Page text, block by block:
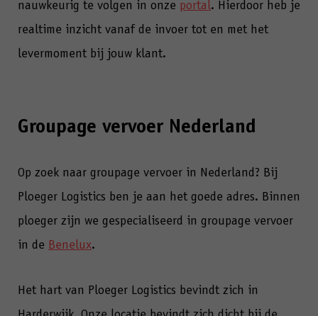
nauwkeurig te volgen in onze portal. Hierdoor heb je
realtime inzicht vanaf de invoer tot en met het
levermoment bij jouw klant.
Groupage vervoer Nederland
Op zoek naar groupage vervoer in Nederland? Bij
Ploeger Logistics ben je aan het goede adres. Binnen
ploeger zijn we gespecialiseerd in groupage vervoer
in de Benelux.
Het hart van Ploeger Logistics bevindt zich in